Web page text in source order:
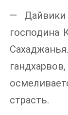
—
господина
страсть.